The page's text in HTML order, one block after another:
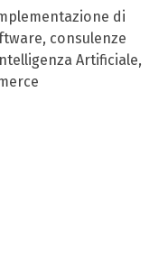
di
consulenze
Artificiale,